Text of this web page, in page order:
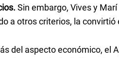
Sin embargo, Vives y
a otros criterios, la
del aspecto económico, el